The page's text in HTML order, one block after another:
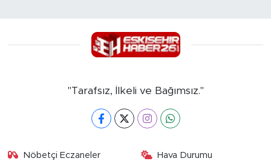
"Tarafsız, İlkeli ve Bağımsız."
Nöbetçi Eczaneler Hava Durumu